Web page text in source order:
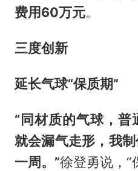
费用60万元。
三度创新
延长气球“保质期”
“同材质的气球，
就会漏气走形，我
一周。”徐登勇说，“